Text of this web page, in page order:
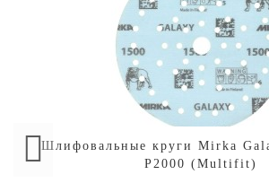
Шлифовальные круги Mirka
P2000 (Multifit)